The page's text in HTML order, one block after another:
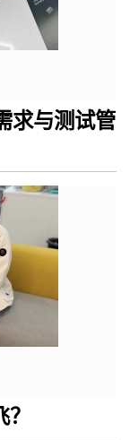
求与测试管